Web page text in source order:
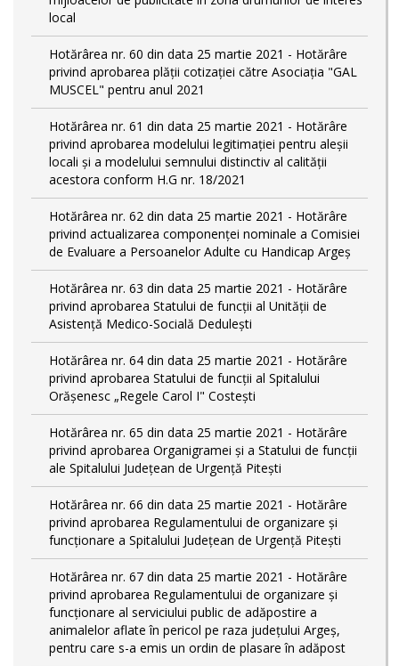
local
Hotărârea nr. 60 din data 25 martie 2021 - Hotărâre
privind aprobarea plății cotizației către Asociația "GAL
MUSCEL" pentru anul 2021
Hotărârea nr. 61 din data 25 martie 2021 - Hotărâre
privind aprobarea modelului legitimaţiei pentru aleşii
locali şi a modelului semnului distinctiv al calităţii
acestora conform H.G nr. 18/2021
Hotărârea nr. 62 din data 25 martie 2021 - Hotărâre
privind actualizarea componenței nominale a Comisiei
de Evaluare a Persoanelor Adulte cu Handicap Argeș
Hotărârea nr. 63 din data 25 martie 2021 - Hotărâre
privind aprobarea Statului de funcții al Unității de
Asistență Medico-Socială Dedulești
Hotărârea nr. 64 din data 25 martie 2021 - Hotărâre
privind aprobarea Statului de funcţii al Spitalului
Orășenesc „Regele Carol I" Costești
Hotărârea nr. 65 din data 25 martie 2021 - Hotărâre
privind aprobarea Organigramei și a Statului de funcții
ale Spitalului Județean de Urgență Pitești
Hotărârea nr. 66 din data 25 martie 2021 - Hotărâre
privind aprobarea Regulamentului de organizare și
funcționare a Spitalului Județean de Urgență Pitești
Hotărârea nr. 67 din data 25 martie 2021 - Hotărâre
privind aprobarea Regulamentului de organizare și
funcționare al serviciului public de adăpostire a
animalelor aflate în pericol pe raza județului Argeș,
pentru care s-a emis un ordin de plasare în adăpost